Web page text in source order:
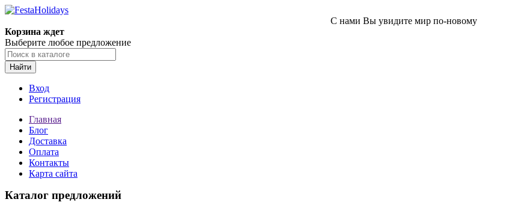
С нами Вы увидите мир по-новому
Корзина ждет
Выберите любое предложение
Найти
Вход
Регистрация
Главная
Блог
Доставка
Оплата
Контакты
Карта сайта
Каталог предложений